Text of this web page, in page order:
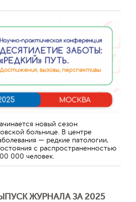
новый сезон
больнице. В центре
— редкие патологии,
с распространенностью
000 человек.
ЖУРНАЛА ЗА 2025